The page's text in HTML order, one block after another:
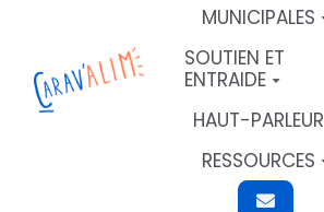
MUNICIPALES
SOUTIEN ET
ENTRAIDE
HAUT-PARLEUR
RESSOURCES